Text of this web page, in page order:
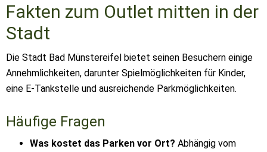
Fakten zum Outlet mitten in der
Stadt
Die Stadt Bad Münstereifel bietet seinen Besuchern einige
Annehmlichkeiten, darunter Spielmöglichkeiten für Kinder,
eine E-Tankstelle und ausreichende Parkmöglichkeiten.
Häufige Fragen
Was kostet das Parken vor Ort? Abhängig vom